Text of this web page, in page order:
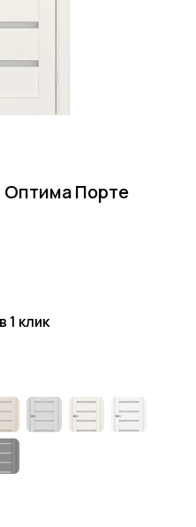
Порте
1 клик